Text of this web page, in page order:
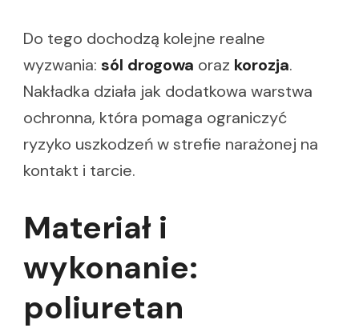
Do tego dochodzą kolejne realne
wyzwania: sól drogowa oraz korozja.
Nakładka działa jak dodatkowa warstwa
ochronna, która pomaga ograniczyć
ryzyko uszkodzeń w strefie narażonej na
kontakt i tarcie.
Materiał i
wykonanie:
poliuretan